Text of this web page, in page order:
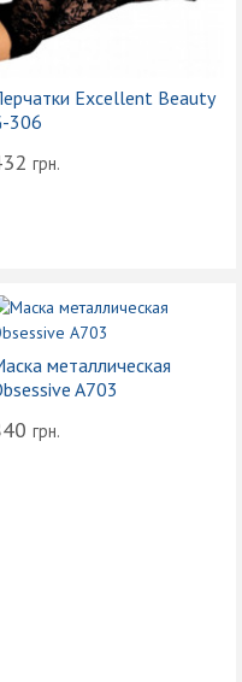
Excellent Beauty
306
грн.
металлическая
A703
грн.